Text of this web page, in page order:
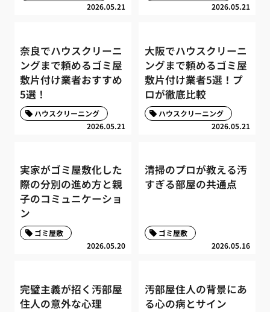
2026.05.21 2026.05.21
奈良でハウスクリーニ
ングまで頼めるゴミ屋
敷片付け業者おすすめ
5選！
2026.05.21
ハウスクリーニング
大阪でハウスクリーニ
ングまで頼めるゴミ屋
敷片付け業者5選！プ
ロが徹底比較
2026.05.21
ハウスクリーニング
実家がゴミ屋敷化した
際の分別の進め方と親
子のコミュニケーショ
ン
2026.05.20
ゴミ屋敷
清掃のプロが教える汚
すぎる部屋の共通点
2026.05.16
ゴミ屋敷
完璧主義が招く汚部屋
住人の意外な心理
汚部屋住人の背景にあ
る心の病とサイン